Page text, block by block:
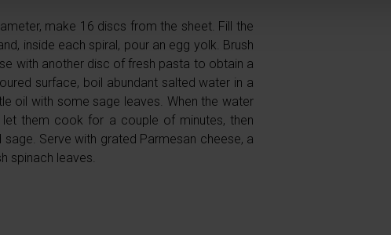
forniamo informazioni sul modo in cui utilizzi il nostro sito ai
e social media, i quali potrebbero combinarle con altre
base al tuo utilizzo dei loro servizi.
make 16 discs from the sheet. Fill the
inside each spiral, pour an egg yolk. Brush
with another disc of fresh pasta to obtain a
surface, boil abundant salted water in a
oil with some sage leaves. When the water
them cook for a couple of minutes, then
Serve with grated Parmesan cheese, a
spinach leaves.